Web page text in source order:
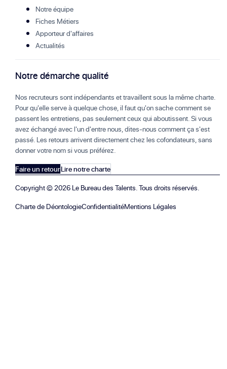
Notre équipe
Fiches Métiers
Apporteur d'affaires
Actualités
Notre démarche qualité
Nos recruteurs sont indépendants et travaillent sous la même charte.
Pour qu'elle serve à quelque chose, il faut qu'on sache comment se
passent les entretiens, pas seulement ceux qui aboutissent. Si vous
avez échangé avec l'un d'entre nous, dites-nous comment ça s'est
passé. Les retours arrivent directement chez les cofondateurs, sans
donner votre nom si vous préférez.
Faire un retourLire notre charte
Copyright ©2026 Le Bureau des Talents. Tous droits réservés.
Charte de DéontologieConfidentialitéMentions Légales